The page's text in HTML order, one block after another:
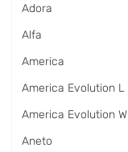
Adora
Alfa
America
America Evolution L
America Evolution W
Aneto